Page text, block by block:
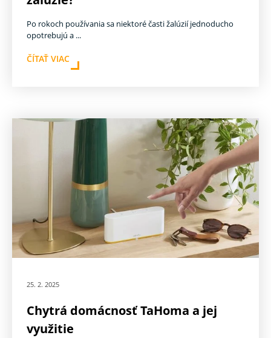
Po rokoch používania sa niektoré časti žalúzií jednoducho
opotrebujú a ...
ČÍTAŤ VIAC
25. 2. 2025
Chytrá domácnosť TaHoma a jej
využitie